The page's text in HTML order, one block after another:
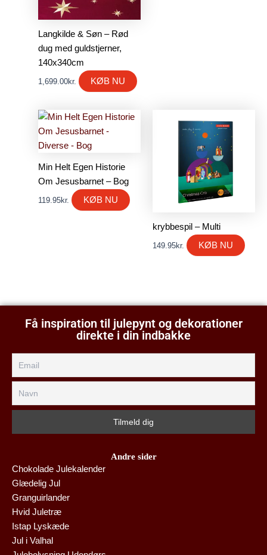
Langkilde & Søn – Rød
dug med guldstjerner,
140x340cm
1,699.00kr. KØB NU
Min Helt Egen Historie
Om Jesusbarnet – Bog
119.95kr. KØB NU
krybbespil – Multi
149.95kr. KØB NU
Få inspiration til julepynt og dekorationer
direkte i din indbakke
Andre sider
Chokolade Julekalender
Glædelig Jul
Granguirlander
Hvid Juletræ
Istap Lyskæde
Jul i Valhal